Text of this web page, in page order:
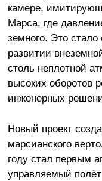
камере,
Марса, где
земного. Это
развитии
столь неплотной
высоких оборотов
инженерных
Новый проект
марсианского
году стал первым
управляемый